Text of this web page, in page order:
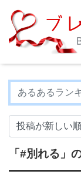
「#別れる」